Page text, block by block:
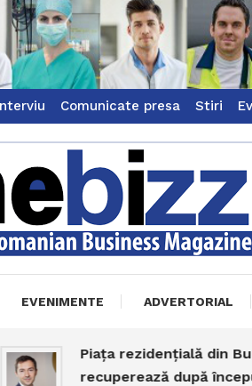
Comunicate presa Stiri
EVENIMENTE ADVERTORIAL
Piața rezidențială din
recuperează după începutul